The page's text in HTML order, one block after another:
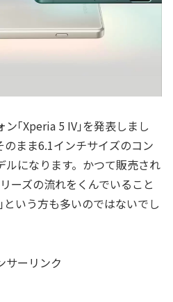
｢Xperia 5 IV｣を発表しまし
のまま6.1インチサイズのコン
ルになります。かつて販売され
ーズの流れをくんでいること
いう方も多いのではないでし
サーリンク